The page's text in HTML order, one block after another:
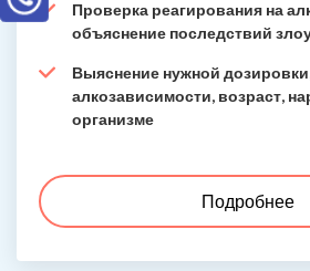
Проверка реагирования на
объяснение последствий
Выяснение нужной
алкозависимости, возраст,
организме
Подробнее